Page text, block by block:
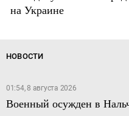
на Украине
НОВОСТИ
01:54, 8 августа 2026
Военный осужден в